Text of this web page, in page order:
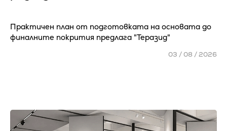
Практичен план от подготовката на основата до
финалните покрития предлага "Теразид"
03 / 08 / 2026